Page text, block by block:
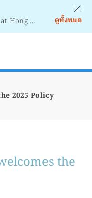
Relocation of Check-in Counters at Hong Kong International Airport – Terminal 2
ดูทั้งหมด
2025 Policy
the